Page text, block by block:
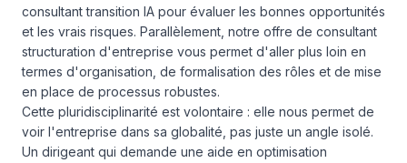
consultant transition IA pour évaluer les bonnes opportunités
et les vrais risques. Parallèlement, notre offre de consultant
structuration d'entreprise vous permet d'aller plus loin en
termes d'organisation, de formalisation des rôles et de mise
en place de processus robustes.
Cette pluridisciplinarité est volontaire : elle nous permet de
voir l'entreprise dans sa globalité, pas juste un angle isolé.
Un dirigeant qui demande une aide en optimisation